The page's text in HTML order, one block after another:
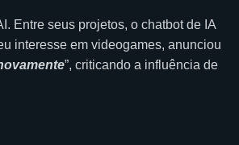
Entre seus projetos, o chatbot de IA
interesse em videogames, anunciou
”, criticando a influência de